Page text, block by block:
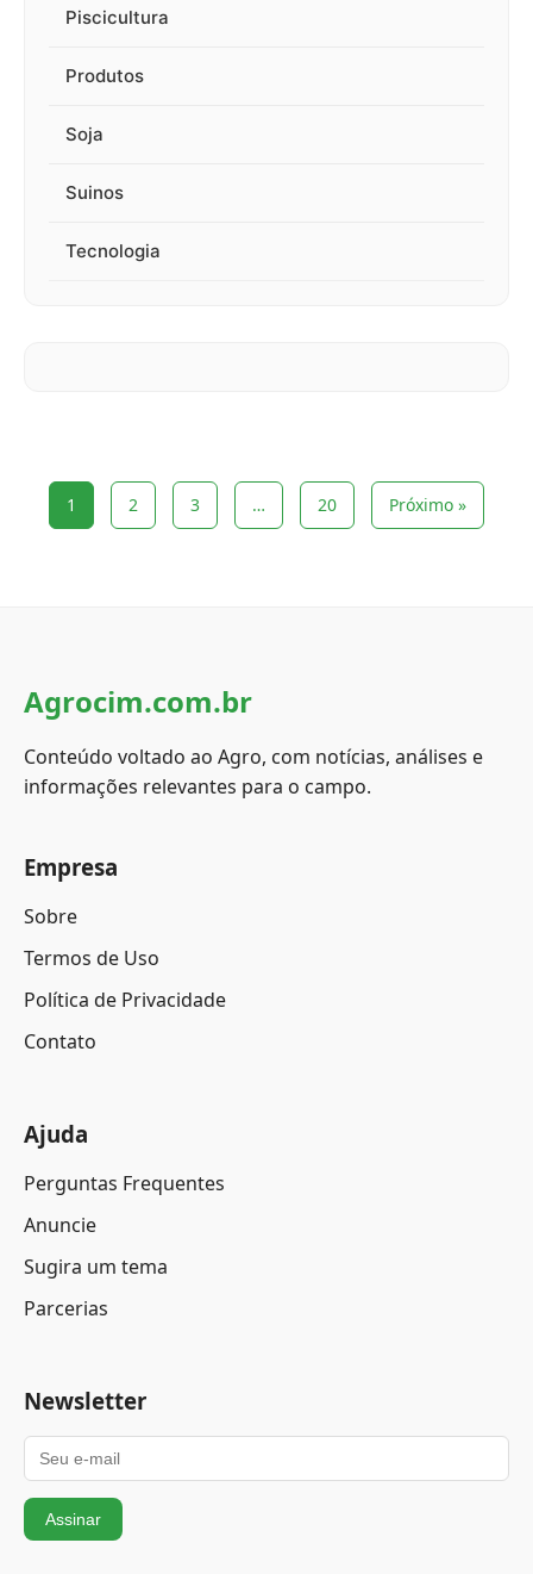
Piscicultura
Produtos
Soja
Suinos
Tecnologia
1 2 3 … 20 Próximo »
Agrocim.com.br
Conteúdo voltado ao Agro, com notícias, análises e
informações relevantes para o campo.
Empresa
Sobre
Termos de Uso
Política de Privacidade
Contato
Ajuda
Perguntas Frequentes
Anuncie
Sugira um tema
Parcerias
Newsletter
Assinar